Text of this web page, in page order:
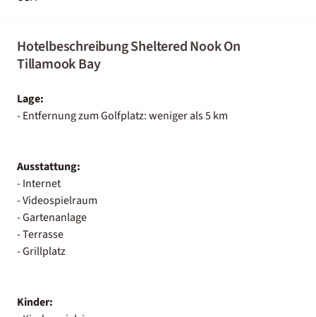
Hotelbeschreibung Sheltered Nook On
Tillamook Bay
Lage:
- Entfernung zum Golfplatz: weniger als 5 km
Ausstattung:
- Internet
- Videospielraum
- Gartenanlage
- Terrasse
- Grillplatz
Kinder: